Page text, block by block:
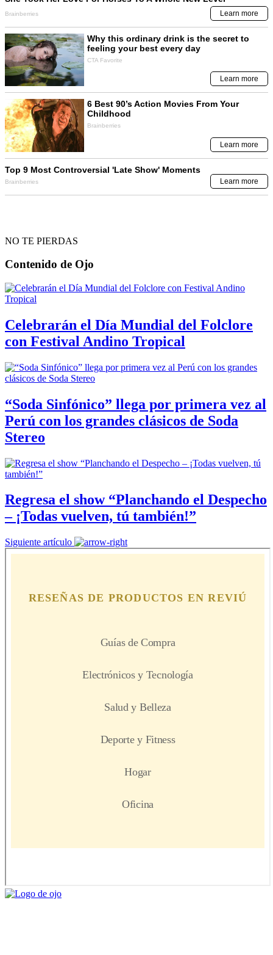
NO TE PIERDAS
Contenido de Ojo
Celebrarán el Día Mundial del Folclore
con Festival Andino Tropical
“Soda Sinfónico” llega por primera vez al
Perú con los grandes clásicos de Soda
Stereo
Regresa el show “Planchando el Despecho
– ¡Todas vuelven, tú también!”
Siguiente artículo